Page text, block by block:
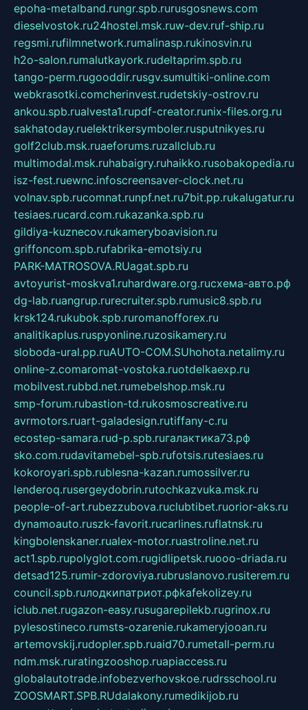
epoha-metalband.rungr.spb.rurusgosnews.com
dieselvostok.ru24hostel.msk.ruw-dev.ruf-ship.ru
regsmi.rufilmnetwork.rumalinasp.rukinosvin.ru
h2o-salon.rumalutkayork.rudeltaprim.spb.ru
tango-perm.rugooddir.rusgv.sumultiki-online.com
webkrasotki.comcherinvest.rudetskiy-ostrov.ru
ankou.spb.rualvesta1.rupdf-creator.runix-files.org.ru
sakhatoday.ruelektrikersymboler.rusputnikyes.ru
golf2club.msk.ruaeforums.ruzallclub.ru
multimodal.msk.ruhabaigry.ruhaikko.rusobakopedia.ru
isz-fest.ruewnc.infoscreensaver-clock.net.ru
volnav.spb.rucomnat.runpf.net.ru7bit.pp.rukalugatur.ru
tesiaes.rucard.com.rukazanka.spb.ru
gildiya-kuznecov.rukameryboavision.ru
griffoncom.spb.rufabrika-emotsiy.ru
PARK-MATROSOVA.RUagat.spb.ru
avtoyurist-moskva1.ruhardware.org.ruсхема-авто.рф
dg-lab.ruangrup.rurecruiter.spb.rumusic8.spb.ru
krsk124.rukubok.spb.ruromanofforex.ru
analitikaplus.ruspyonline.ruzosikamery.ru
sloboda-ural.pp.ruAUTO-COM.SUhohota.netalimy.ru
online-z.comaromat-vostoka.ruotdelkaexp.ru
mobilvest.rubbd.net.rumebelshop.msk.ru
smp-forum.rubastion-td.rukosmoscreative.ru
avrmotors.ruart-galadesign.rutiffany-c.ru
ecostep-samara.rud-p.spb.ruгалактика73.рф
sko.com.rudavitamebel-spb.rufotsis.rutesiaes.ru
kokoroyari.spb.rublesna-kazan.rumossilver.ru
lenderoq.rusergeydobrin.rutochkazvuka.msk.ru
people-of-art.rubezzubova.ruclubtibet.ruorior-aks.ru
dynamoauto.ruszk-favorit.rucarlines.ruflatnsk.ru
kingbolenskaner.rualex-motor.ruastroline.net.ru
act1.spb.rupolyglot.com.rugidlipetsk.ruooo-driada.ru
detsad125.rumir-zdoroviya.rubruslanovo.rusiterem.ru
council.spb.ruлодкипатриот.рфkafekolizey.ru
iclub.net.rugazon-easy.rusugarepilekb.rugrinox.ru
pylesostineco.rumsts-ozarenie.rukameryjooan.ru
artemovskij.rudopler.spb.ruaid70.rumetall-perm.ru
ndm.msk.ruratingzooshop.ruapiaccess.ru
globalautotrade.infobezverhovskoe.rudrsschool.ru
ZOOSMART.SPB.RUdalakony.rumedikijob.ru